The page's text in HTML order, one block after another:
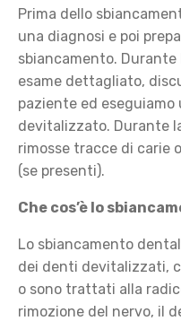
Prima dello
una diagnosi e poi
sbiancamento.
esame dettagliato,
paziente ed
devitalizzato. Durante
rimosse tracce di carie
(se presenti).
Che cos’è lo
Lo sbiancamento
dei denti devitalizzati,
o sono trattati alla
rimozione del nervo, il